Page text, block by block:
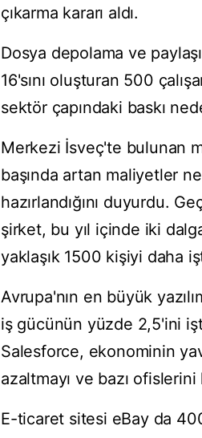
çıkarma kararı aldı.
Dosya depolama ve
16'sını oluşturan 500
sektör çapındaki baskı
Merkezi İsveç'te bulunan
başında artan maliyetler
hazırlandığını duyurdu.
şirket, bu yıl içinde iki
yaklaşık 1500 kişiyi daha
Avrupa'nın en büyük
iş gücünün yüzde 2,5'ini
Salesforce, ekonominin
azaltmayı ve bazı ofislerini
E-ticaret sitesi eBay da